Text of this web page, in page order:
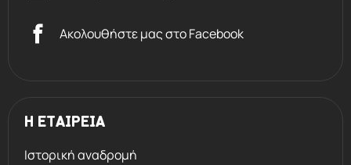
Ακολουθήστε μας στο Facebook
Η ΕΤΑΙΡΕΙΑ
Ιστορική αναδρομή